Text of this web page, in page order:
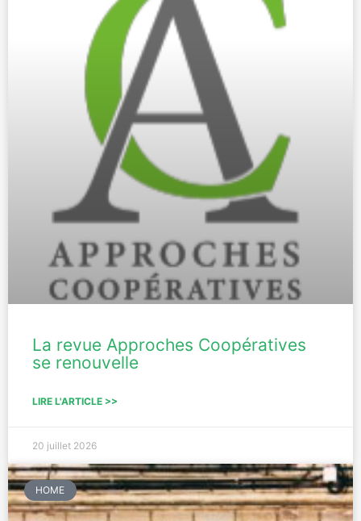
La revue Approches Coopératives
se renouvelle
LIRE L'ARTICLE >>
20 juillet 2026
HOME